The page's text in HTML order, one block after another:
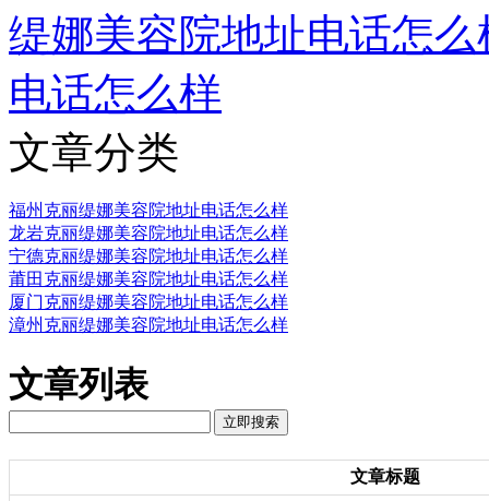
缇娜美容院地址电话怎么
电话怎么样
文章分类
福州克丽缇娜美容院地址电话怎么样
龙岩克丽缇娜美容院地址电话怎么样
宁德克丽缇娜美容院地址电话怎么样
莆田克丽缇娜美容院地址电话怎么样
厦门克丽缇娜美容院地址电话怎么样
漳州克丽缇娜美容院地址电话怎么样
文章列表
文章标题